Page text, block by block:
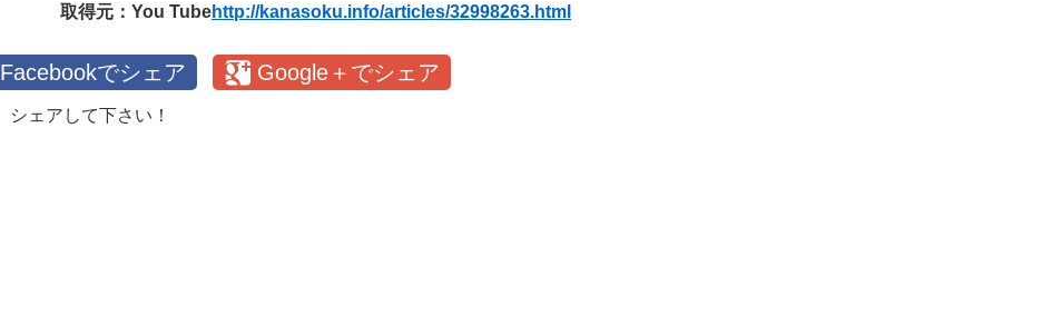
取得元：You Tubehttp://kanasoku.info/articles/32998263.html
Facebookでシェア Google＋でシェア
シェアして下さい！